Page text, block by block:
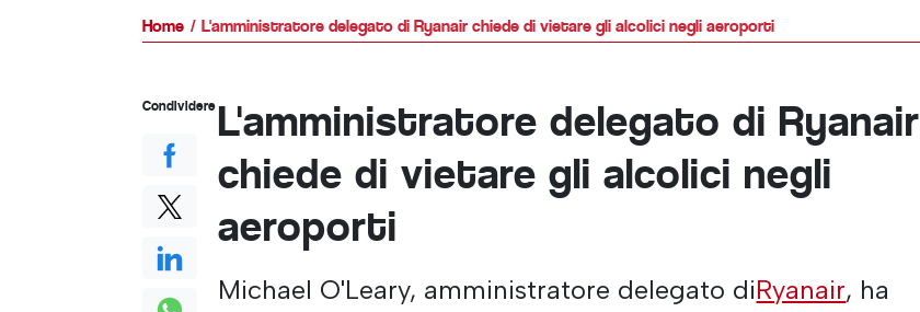
Home L'amministratore delegato di Ryanair chiede di vietare gli alcolici negli aeroporti
L'amministratore delegato di Ryanair
chiede di vietare gli alcolici negli
aeroporti
Michael O'Leary, amministratore delegato diRyanair, ha
Condividere